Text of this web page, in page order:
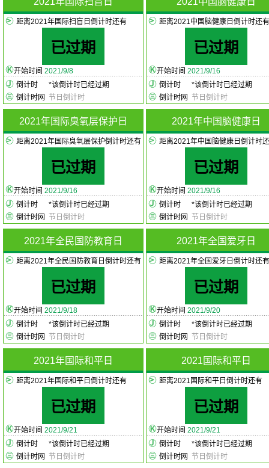
距离2021年国际扫盲日倒计时还有
已过期
开始时间 2021/9/8
倒计时
*该倒计时已经过期
倒计时网
节日倒计时
距离2021中国脑健康日倒计时还有
已过期
开始时间 2021/9/16
倒计时
*该倒计时已经过期
倒计时网
节日倒计时
2021年国际臭氧层保护日
距离2021年国际臭氧层保护倒计时还有
已过期
开始时间 2021/9/16
倒计时
*该倒计时已经过期
倒计时网
节日倒计时
2021年中国脑健康日
距离2021年中国脑健康日倒计时
已过期
开始时间 2021/9/16
倒计时
*该倒计时已经过期
倒计时网
节日倒计时
2021年全民国防教育日
距离2021年全民国防教育日倒计时还有
已过期
开始时间 2021/9/18
倒计时
*该倒计时已经过期
倒计时网
节日倒计时
2021年全国爱牙日
距离2021年全国爱牙日倒计时还有
已过期
开始时间 2021/9/20
倒计时
*该倒计时已经过期
倒计时网
节日倒计时
2021年国际和平日
距离2021年国际和平日倒计时还有
已过期
开始时间 2021/9/21
倒计时
*该倒计时已经过期
倒计时网
节日倒计时
2021国际和平日
距离2021国际和平日倒计时还有
已过期
开始时间 2021/9/21
倒计时
*该倒计时已经过期
倒计时网
节日倒计时